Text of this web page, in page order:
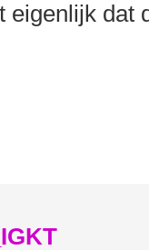
eigenlijk dat